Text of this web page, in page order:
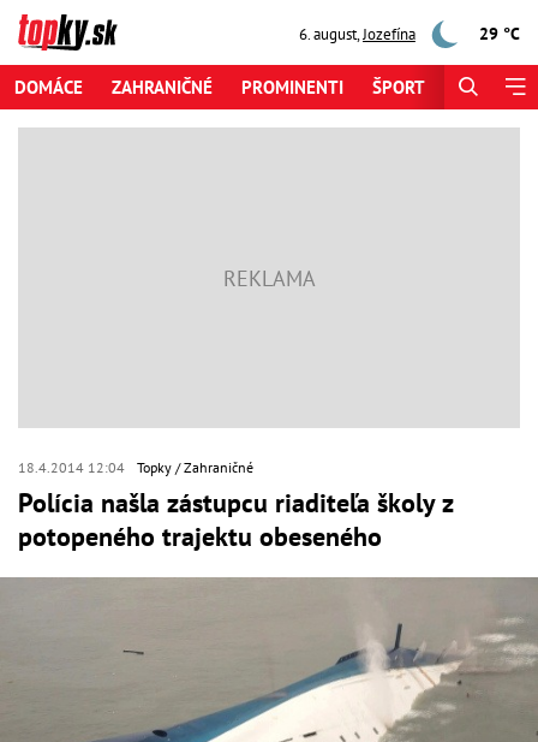
6. august,Jozefína 29 °C
DOMÁCE ZAHRANIČNÉ PROMINENTI ŠPORT
18.4.2014 12:04 Topky Zahraničné
Polícia našla zástupcu riaditeľa školy z
potopeného trajektu obeseného